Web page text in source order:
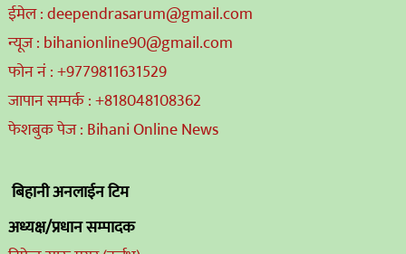
ईमेल : deependrasarum@gmail.com
न्यूज : bihanionline90@gmail.com
फोन नं : +9779811631529
जापान सम्पर्क : +818048108362
फेशबुक पेज : Bihani Online News
बिहानी अनलाईन टिम
अध्यक्ष/प्रधान सम्पादक